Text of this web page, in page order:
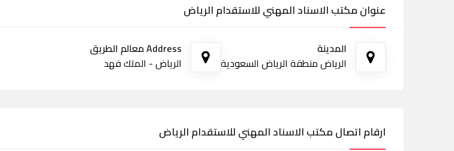
عنوان مكتب الاسناد المهني للاستقدام الرياض
المدينة
الرياض منطقة الرياض السعودية
Address معالم الطريق
الرياض - الملك فهد
ارقام اتصال مكتب الاسناد المهني للاستقدام الرياض